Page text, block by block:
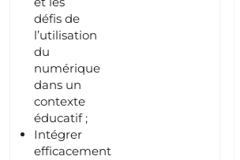
défis de
l’utilisation
du
numérique
dans un
contexte
éducatif ;
Intégrer
efficacement